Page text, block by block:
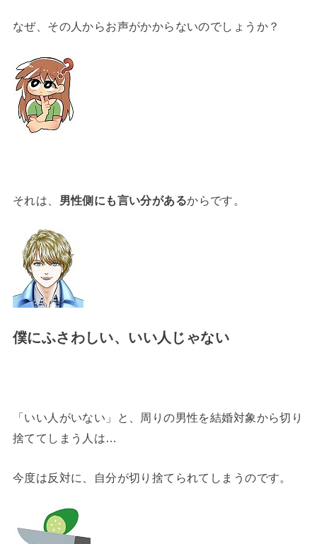
なぜ、その人からお声がかからないのでしょうか？
それは、 男性側にも言い分があるからです。
僕にふさわしい、いい人じゃない
「いい人がいない」と、周りの男性を結婚対象から切り
捨ててしまう人は…
今度は反対に、自分が切り捨てられてしまうのです。